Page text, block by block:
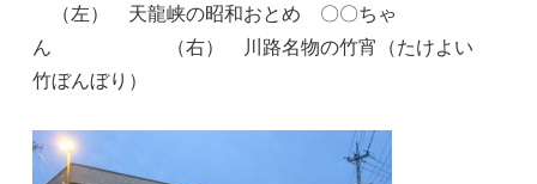
（左） 天龍峡の昭和おとめ 〇〇ちゃ
ん （右） 川路名物の竹宵（たけよい
竹ぼんぼり）